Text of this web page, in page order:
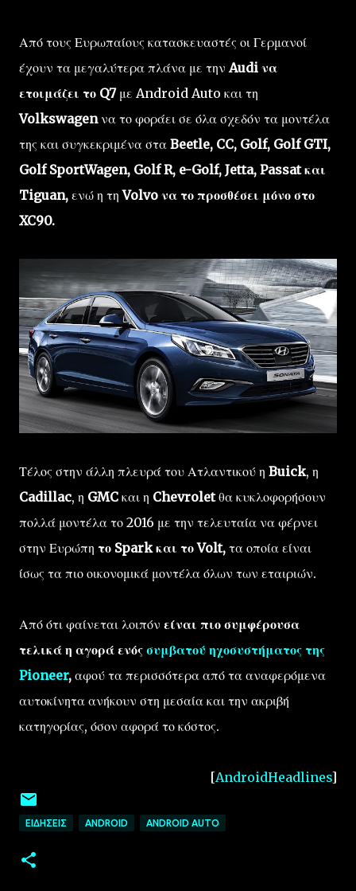
Από τους Ευρωπαίους κατασκευαστές οι Γερμανοί
έχουν τα μεγαλύτερα πλάνα με την Audi να
ετοιμάζει το Q7με Android Auto και τη
Volkswagenνα το φοράει σε όλα σχεδόν τα μοντέλα
της και συγκεκριμένα στα Beetle, CC, Golf, Golf GTI,
Golf SportWagen, Golf R, e-Golf, Jetta, Passat και
Tiguan, ενώ η τηVolvo να το προσθέσει μόνο στο
XC90.
Τέλος στην άλλη πλευρά του Ατλαντικού η Buick, η
Cadillac, η GMC και η Chevroletθα κυκλοφορήσουν
πολλά μοντέλα το 2016 με την τελευταία να φέρνει
στην Ευρώπη το Spark και το Volt, τα οποία είναι
ίσως τα πιο οικονομικά μοντέλα όλων των εταιριών.
Από ότι φαίνεται λοιπόν είναι πιο συμφέρουσα
τελικά η αγορά ενός συμβατού ηχοσυστήματος της
Pioneer, αφού τα περισσότερα από τα αναφερόμενα
αυτοκίνητα ανήκουν στη μεσαία και την ακριβή
κατηγορίας, όσον αφορά το κόστος.
[AndroidHeadlines]
ΕΙΔΉΣΕΙΣ ANDROID ANDROID AUTO